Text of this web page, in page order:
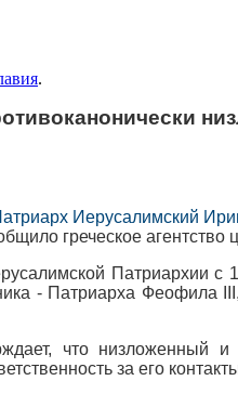
.
Иерусалимский
греческое
Патриархии
- Патриарха Феофила III,
что
за его